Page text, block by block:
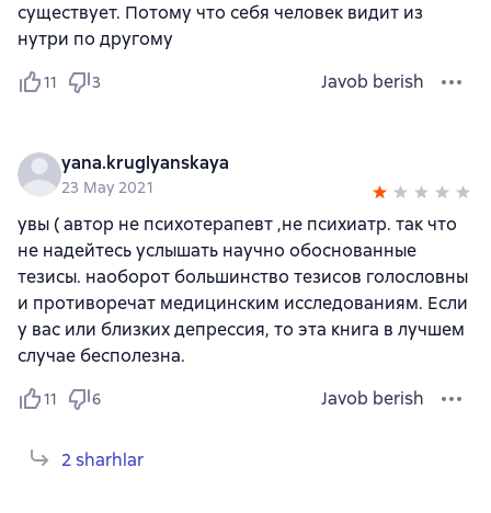
существует. Потому что себя человек видит из
нутри по другому
11 3 Javob berish
yana.kruglyanskaya
23 May 2021
увы ( автор не психотерапевт ,не психиатр. так что
не надейтесь услышать научно обоснованные
тезисы. наоборот большинство тезисов голословны
и противоречат медицинским исследованиям. Если
у вас или близких депрессия, то эта книга в лучшем
случае бесполезна.
11 6 Javob berish
2 sharhlar